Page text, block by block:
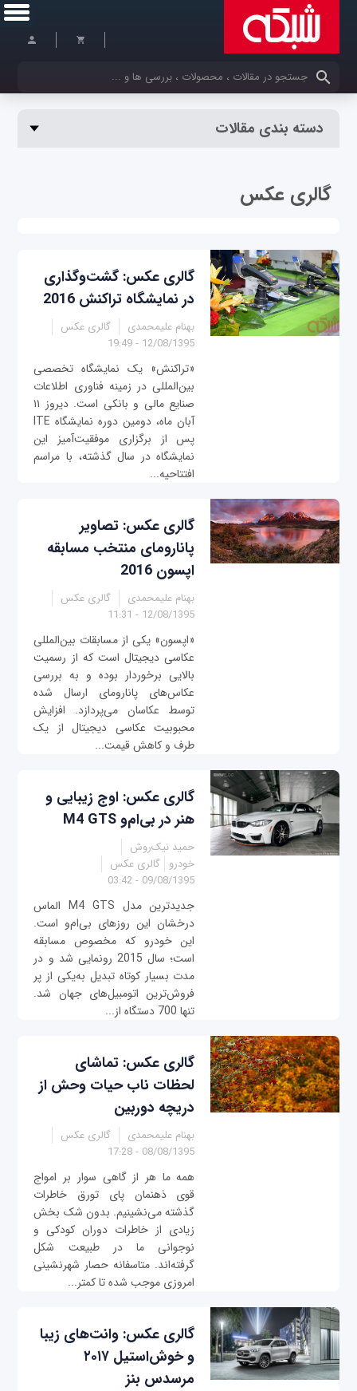
کلمات کلیدی خود را وارد کنید
دسته بندی مقالات
گالری عکس
گالری عکس: گشت‌وگذاری
در نمایشگاه تراکنش 2016
بهنام علیمحمدی
گالری عکس
12/08/1395 - 19:49
«تراکنش» یک نمایشگاه تخصصی
بین‌المللی در زمینه فناوری اطلاعات
صنایع مالی و بانکی است. دیروز ۱۱
آبان ماه، دومین دوره نمایشگاه ITE
پس از برگزاری موفقیت‌آمیز این
نمایشگاه در سال گذشته، با مراسم
افتتاحیه...
گالری عکس: تصاویر
پانارومای منتخب مسابقه
اپسون 2016
بهنام علیمحمدی
گالری عکس
12/08/1395 - 11:31
«اپسون» یکی از مسابقات بین‌المللی
عکاسی دیجیتال است که از رسمیت
بالایی برخوردار بوده و به بررسی
عکاس‌های پانارومای ارسال شده
توسط عکاسان می‌پردازد. افزایش
محبوبیت عکاسی دیجیتال از یک
طرف و کاهش قیمت...
گالری عکس: اوج زیبایی و
هنر در بی‌ام‌و M4 GTS
حمید نیک‌روش
خودرو گالری عکس
09/08/1395 - 03:42
جدیدترین مدل M4 GTS الماس
درخشان این روزهای بی‌ام‌و است.
این خودرو که مخصوص مسابقه
است؛ سال 2015 رونمایی شد و در
مدت بسیار کوتاه تبدیل به‌یکی از پر
فروش‌ترین اتومبیل‌های جهان شد.
تنها 700 دستگاه از...
گالری عکس: تماشای
لحظات ناب حیات وحش از
دریچه دوربین
بهنام علیمحمدی
گالری عکس
08/08/1395 - 17:28
همه ما هر از گاهی سوار بر امواج
قوی ذهنمان پای تورق خاطرات
گذشته می‌نشینیم. بدون شک بخش
زیادی از خاطرات دوران کودکی و
نوجوانی ما در طبیعت شکل
گرفته‌اند. متاسفانه حصار شهرنشینی
امروزی موجب شده تا کمتر...
گالری عکس: وانت‌های زیبا
و خوش‌استیل ۲۰۱۷
مرسدس بنز